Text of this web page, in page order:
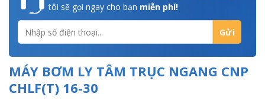
tôi sẽ gọi ngay cho bạn miễn phí!
MÁY BƠM LY TÂM TRỤC NGANG CNP
CHLF(T) 16-30